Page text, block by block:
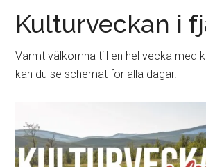
Kulturveckan i
Varmt välkomna till en hel vecka med
kan du se schemat för alla dagar.